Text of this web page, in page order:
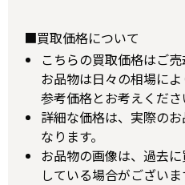
■買取価格について
こちらの買取価格はご売
お品物は日々の相場によ
参考価格とお考えくださ
詳細な価格は、実際の
なります。
お品物の画像は、過去
している場合がございま